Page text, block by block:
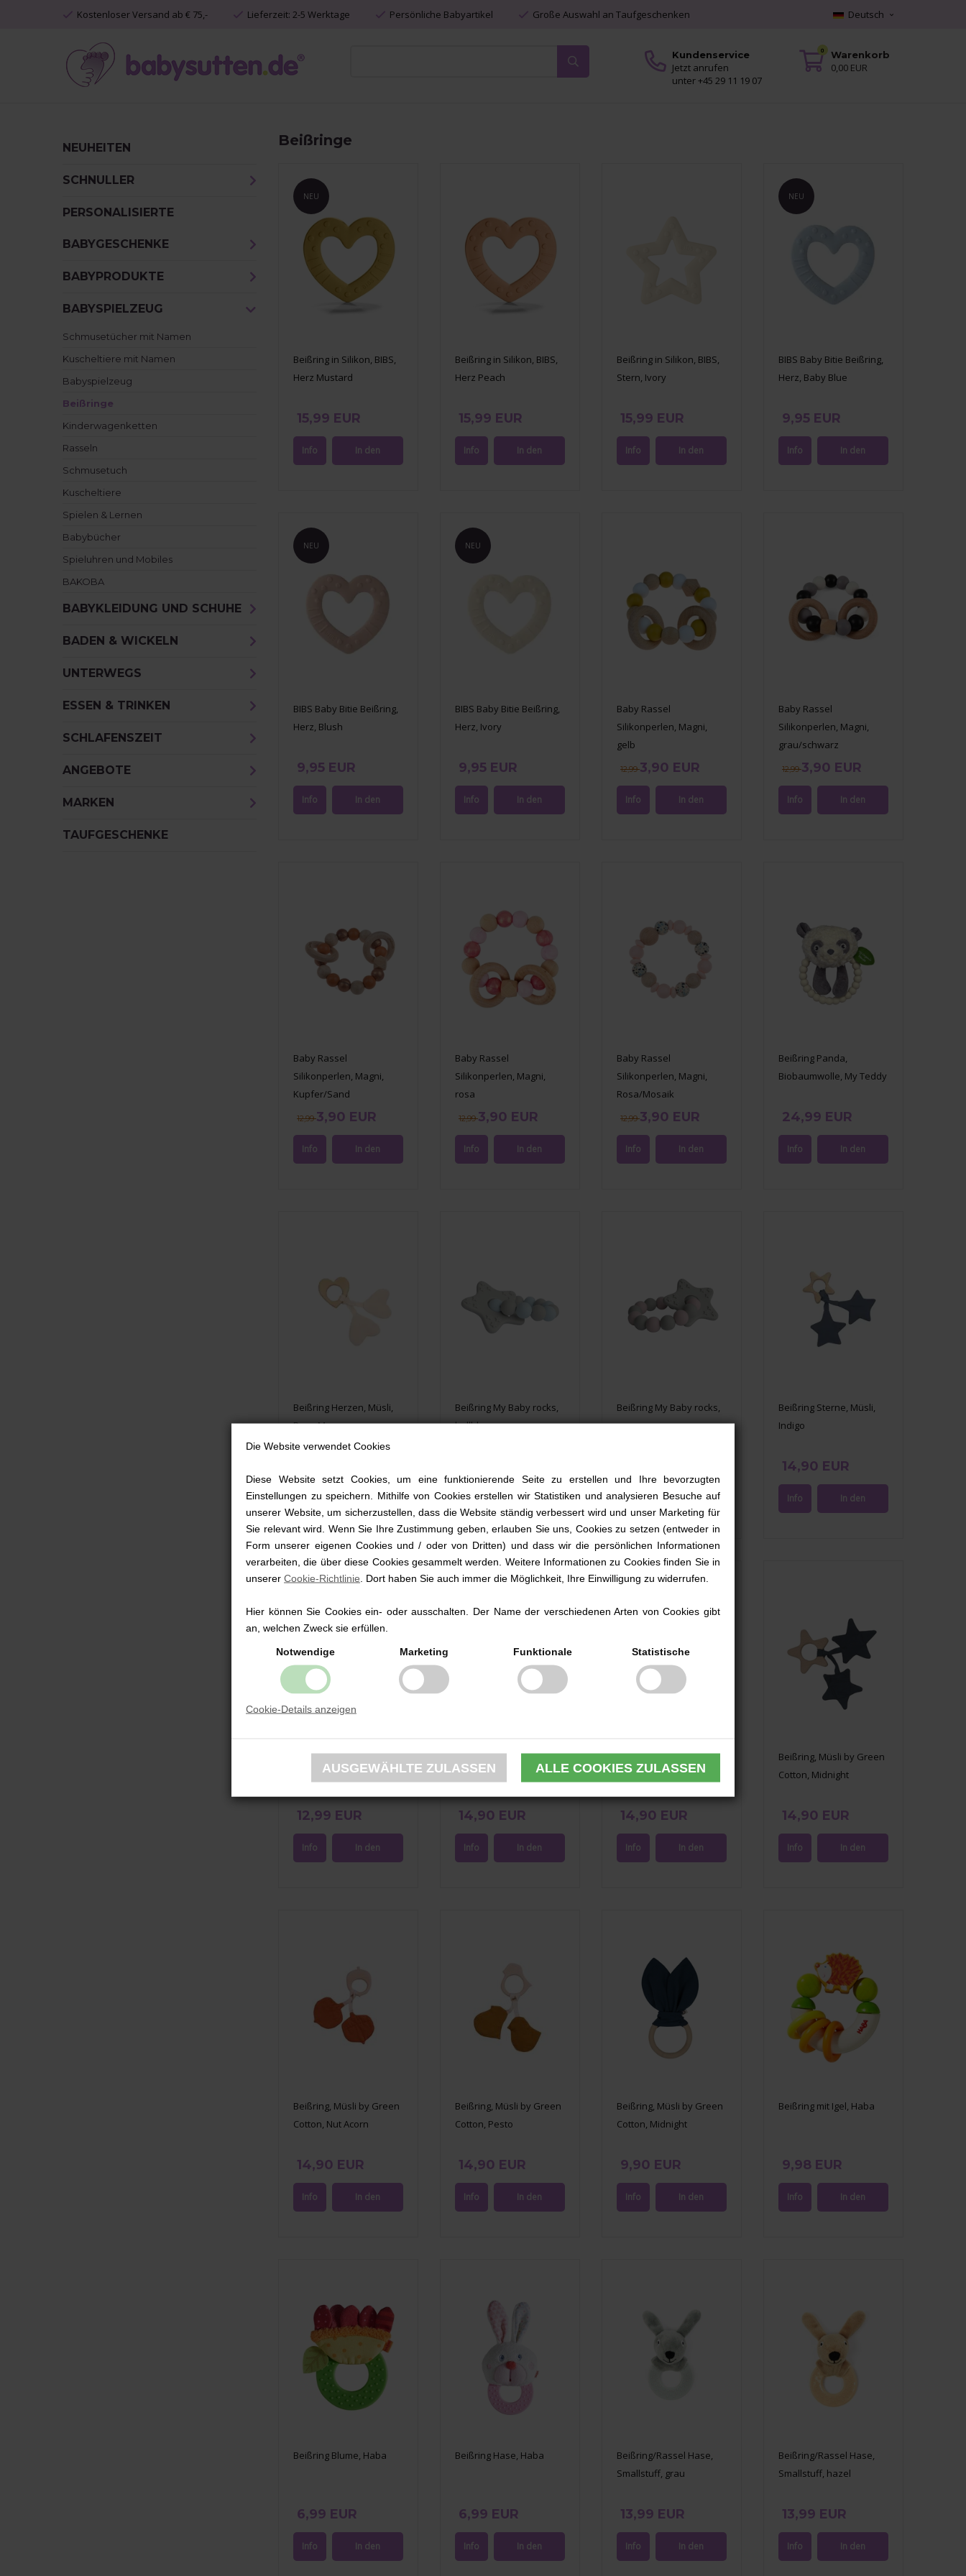
Die Website verwendet Cookies
Diese Website setzt Cookies, um eine funktionierende Seite zu erstellen und Ihre bevorzugten
Einstellungen zu speichern. Mithilfe von Cookies erstellen wir Statistiken und analysieren Besuche auf
unserer Website, um sicherzustellen, dass die Website ständig verbessert wird und unser Marketing für
Sie relevant wird. Wenn Sie Ihre Zustimmung geben, erlauben Sie uns, Cookies zu setzen (entweder in
Form unserer eigenen Cookies und / oder von Dritten) und dass wir die persönlichen Informationen
verarbeiten, die über diese Cookies gesammelt werden. Weitere Informationen zu Cookies finden Sie in
unserer Cookie-Richtlinie . Dort haben Sie auch immer die Möglichkeit, Ihre Einwilligung zu widerrufen.
Hier können Sie Cookies ein- oder ausschalten. Der Name der verschiedenen Arten von Cookies gibt
an, welchen Zweck sie erfüllen.
Notwendige Marketing Funktionale Statistische
Cookie-Details anzeigen
Kostenloser Versand ab € 75,- Lieferzeit: 2-5 Werktage Persönliche Babyartikel Große Auswahl an Taufgeschenken Deutsch
Kundenservice
Jetzt anrufen
unter +45 29 11 19 07
Warenkorb
0,00 EUR
0
NEUHEITEN
SCHNULLER
PERSONALISIERTE
BABYGESCHENKE
BABYPRODUKTE
BABYSPIELZEUG
Schmusetücher mit Namen
Kuscheltiere mit Namen
Babyspielzeug
Beißringe
Kinderwagenketten
Rasseln
Schmusetuch
Kuscheltiere
Spielen & Lernen
Babybücher
Spieluhren und Mobiles
BAKOBA
BABYKLEIDUNG UND SCHUHE
BADEN & WICKELN
UNTERWEGS
ESSEN & TRINKEN
SCHLAFENSZEIT
ANGEBOTE
MARKEN
TAUFGESCHENKE
Beißringe
NEU
Beißring in Silikon, BIBS,
Herz Mustard
15,99 EUR
Beißring in Silikon, BIBS,
Herz Peach
15,99 EUR
Beißring in Silikon, BIBS,
Stern, Ivory
15,99 EUR
NEU
BIBS Baby Bitie Beißring,
Herz, Baby Blue
9,95 EUR
NEU
BIBS Baby Bitie Beißring,
Herz, Blush
9,95 EUR
NEU
BIBS Baby Bitie Beißring,
Herz, Ivory
9,95 EUR
Baby Rassel
Silikonperlen, Magni,
gelb
12,993,90 EUR
Baby Rassel
Silikonperlen, Magni,
grau/schwarz
12,993,90 EUR
Baby Rassel
Silikonperlen, Magni,
Kupfer/Sand
12,993,90 EUR
Baby Rassel
Silikonperlen, Magni,
rosa
12,993,90 EUR
Baby Rassel
Silikonperlen, Magni,
Rosa/Mosaik
12,993,90 EUR
Beißring Panda,
Biobaumwolle, My Teddy
24,99 EUR
Beißring Herzen, Müsli,
Rose Moon
Beißring My Baby rocks,
hellblau
Beißring My Baby rocks,
rosa
Beißring Sterne, Müsli,
Indigo
14,90 EUR
Silikonenball, Rosa,
12,99 EUR
Beißring, Müsli by Green
Cotton, Brown Sugar
14,90 EUR
Beißring, Müsli by Green
Cotton, Fudge
14,90 EUR
Beißring, Müsli by Green
Cotton, Midnight
14,90 EUR
Beißring, Müsli by Green
Cotton, Nut Acorn
14,90 EUR
Beißring, Müsli by Green
Cotton, Pesto
14,90 EUR
Beißring, Müsli by Green
Cotton, Midnight
9,90 EUR
Beißring mit Igel, Haba
9,98 EUR
Beißring Blume, Haba
6,99 EUR
Beißring Hase, Haba
6,99 EUR
Beißring/Rassel Hase,
Smallstuff, grau
13,99 EUR
Beißring/Rassel Hase,
Smallstuff, hazel
13,99 EUR